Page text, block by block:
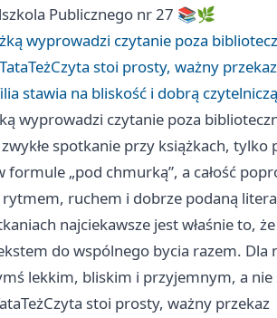
Publicznego nr 27 📚🌿
wyprowadzi czytanie poza
stoi prosty, ważny przekaz
stawia na bliskość i dobrą
wyprowadzi czytanie poza
spotkanie przy książkach,
formule „pod chmurką”, a całość
rytmem, ruchem i dobrze podaną
najciekawsze jest właśnie to,
do wspólnego bycia razem.
lekkim, bliskim i przyjemnym, a
stoi prosty, ważny przekaz